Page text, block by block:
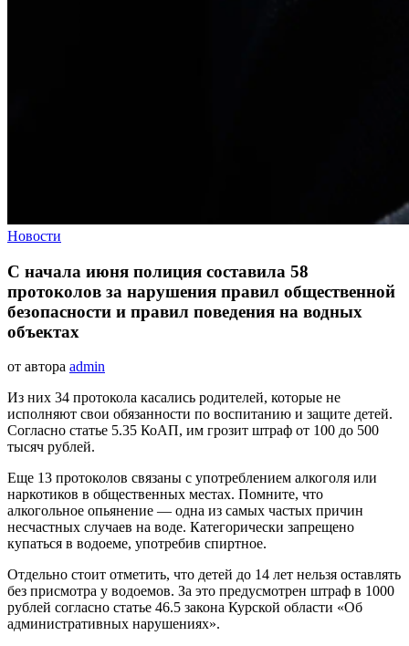
Новости
С начала июня полиция составила 58
протоколов за нарушения правил общественной
безопасности и правил поведения на водных
объектах
от автора admin
Из них 34 протокола касались родителей, которые не
исполняют свои обязанности по воспитанию и защите детей.
Согласно статье 5.35 КоАП, им грозит штраф от 100 до 500
тысяч рублей.
Еще 13 протоколов связаны с употреблением алкоголя или
наркотиков в общественных местах. Помните, что
алкогольное опьянение — одна из самых частых причин
несчастных случаев на воде. Категорически запрещено
купаться в водоеме, употребив спиртное.
Отдельно стоит отметить, что детей до 14 лет нельзя оставлять
без присмотра у водоемов. За это предусмотрен штраф в 1000
рублей согласно статье 46.5 закона Курской области «Об
административных нарушениях».